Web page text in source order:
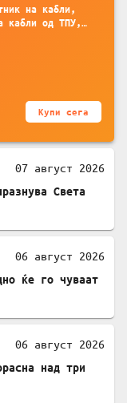
на кабли,
кабли од ТПУ,
без
комплет
Купи сега
07 август 2026
Света
06 август 2026
ќе го чуваат
06 август 2026
над три